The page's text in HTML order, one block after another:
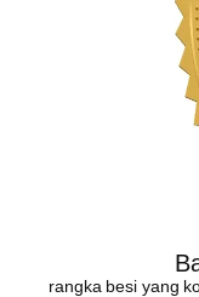
rangka besi yang